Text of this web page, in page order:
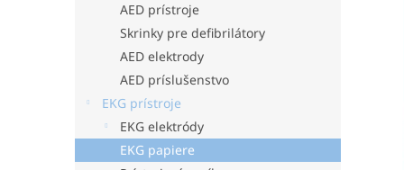
AED prístroje
Skrinky pre defibrilátory
AED elektrody
AED príslušenstvo
EKG prístroje
EKG elektródy
EKG papiere